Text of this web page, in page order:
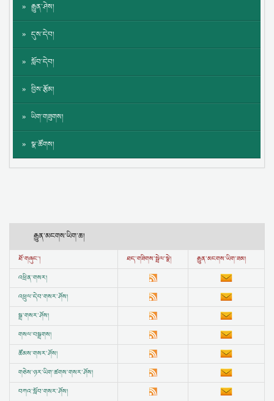
རྒྱུན་ཤེས།
དུས་དེབ།
སློབ་དེབ།
བྱིས་རྩོམ།
ཡིག་གཟུགས།
སྣ་ཚོགས།
རྒྱུན་མངགས་ཡིག་ཆ།
ཐོ་གཞུང་། ཐད་གཟིགས་སྦྲེལ་སྣེ།
རྒྱུན་མངགས་ཡིག་ཟམ།
འཕྲིན་གསར།
འཕྲུལ་དེབ་གསར་ཤོས།
སྒྲ་གསར་ཤོས།
གསལ་བསྒྲགས།
ཚོམས་གསར་ཤོས།
གཅེས་ཉར་ཡིག་ཚགས་གསར་ཤོས།
བཀའ་སློབ་གསར་ཤོས།